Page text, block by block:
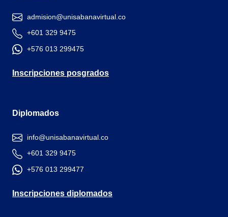
admision@unisabanavirtual.co
+601 329 9475
+576 013 299475
Inscripciones posgrados
Diplomados
info@unisabanavirtual.co
+601 329 9475
+576 013 299477
Inscripciones diplomados